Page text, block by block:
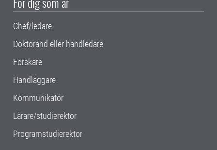
Chef/ledare
Doktorand eller handledare
Forskare
Handläggare
Kommunikatör
Lärare/studierektor
Programstudierektor